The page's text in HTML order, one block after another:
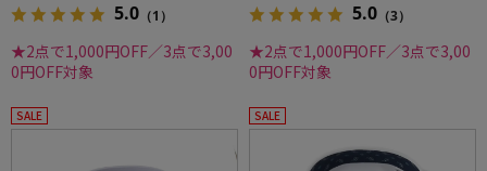
5.0 （1）
★2点で1,000円OFF／3点で3,00
0円OFF対象
5.0 （3）
★2点で1,000円OFF／3点で3,00
0円OFF対象
SALE SALE